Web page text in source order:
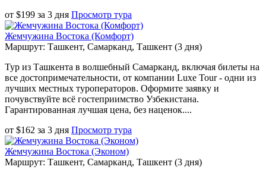
от $199 за 3 дня Просмотр тура
Жемчужина Востока (Комфорт)
Маршрут: Ташкент, Самарканд, Ташкент (3 дня)
Тур из Ташкента в волшебный Самарканд, включая билеты на
все достопримечательности, от компании Luxe Tour - одни из
лучших местных туроператоров. Оформите заявку и
почувствуйте всё гостеприимство Узбекистана.
Гарантированная лучшая цена, без наценок....
от $162 за 3 дня Просмотр тура
Жемчужина Востока (Эконом)
Маршрут: Ташкент, Самарканд, Ташкент (3 дня)